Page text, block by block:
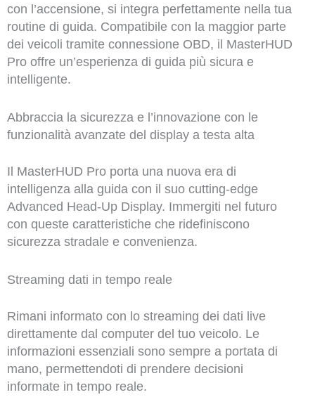
con l’accensione, si integra perfettamente nella tua
routine di guida. Compatibile con la maggior parte
dei veicoli tramite connessione OBD, il MasterHUD
Pro offre un’esperienza di guida più sicura e
intelligente.
Abbraccia la sicurezza e l’innovazione con le
funzionalità avanzate del display a testa alta
Il MasterHUD Pro porta una nuova era di
intelligenza alla guida con il suo cutting-edge
Advanced Head-Up Display. Immergiti nel futuro
con queste caratteristiche che ridefiniscono
sicurezza stradale e convenienza.
Streaming dati in tempo reale
Rimani informato con lo streaming dei dati live
direttamente dal computer del tuo veicolo. Le
informazioni essenziali sono sempre a portata di
mano, permettendoti di prendere decisioni
informate in tempo reale.